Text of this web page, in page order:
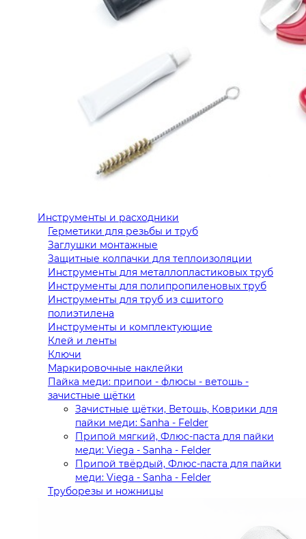
Инструменты и расходники
Герметики для резьбы и труб
Заглушки монтажные
Защитные колпачки для теплоизоляции
Инструменты для металлопластиковых труб
Инструменты для полипропиленовых труб
Инструменты для труб из сшитого
полиэтилена
Инструменты и комплектующие
Клей и ленты
Ключи
Маркировочные наклейки
Пайка меди: припои - флюсы - ветошь -
зачистные щётки
Зачистные щётки, Ветошь, Коврики для
пайки меди: Sanha - Felder
Припой мягкий, Флюс-паста для пайки
меди: Viega - Sanha - Felder
Припой твёрдый, Флюс-паста для пайки
меди: Viega - Sanha - Felder
Труборезы и ножницы